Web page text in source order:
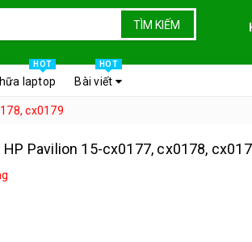
TÌM KIẾM
laptop
HOT
Bài viết
HOT
cx0179
Pavilion 15-cx0177, cx0178,